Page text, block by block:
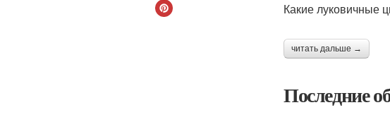
Какие луковичные
читать дальше →
Последние